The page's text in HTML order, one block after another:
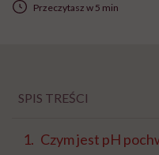
Przeczytasz w 5 min
SPIS TREŚCI
Czym jest pH